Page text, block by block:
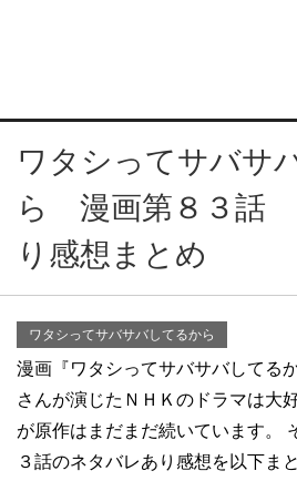
ワタシってサバサ
ら 漫画第８３話
り感想まとめ
ワタシってサバサバしてるから
漫画『ワタシってサバサバしてる
さんが演じたＮＨＫのドラマは大
が原作はまだまだ続いています。
３話のネタバレあり感想を以下ま